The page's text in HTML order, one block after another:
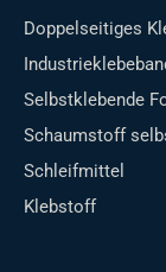
Doppelseitiges
Selbstklebende
Schaumstoff
Schleifmittel
Klebstoff